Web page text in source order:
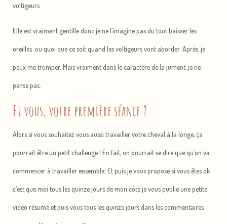
voltigeurs.
Elle est vraiment gentille donc je ne l’imagine pas du tout baisser les
oreilles ou quoi que ce soit quand les voltigeurs vont aborder. Après, je
peux me tromper. Mais vraiment dans le caractère de la jument, je ne
pense pas.
Et vous, votre première séance ?
Alors si vous souhaitez vous aussi travailler votre cheval à la longe, ça
pourrait être un petit challenge ! En fait, on pourrait se dire que qu’on va
commencer à travailler ensemble. Et puis je vous propose si vous êtes ok
c’est que moi tous les quinze jours de mon côté je vous publie une petite
vidéo résumé et puis vous tous les quinze jours dans les commentaires